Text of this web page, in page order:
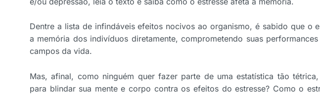
Dentre a lista de infindáveis efeitos nocivos ao organismo, é sabido que o
a memória dos indivíduos diretamente, comprometendo suas
campos da vida.
Mas, afinal, como ninguém quer fazer parte de uma estatística tão
para blindar sua mente e corpo contra os efeitos do estresse? Como o